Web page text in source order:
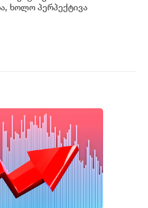
$7.1 მილიარდს
ხოლო პერპექტივა